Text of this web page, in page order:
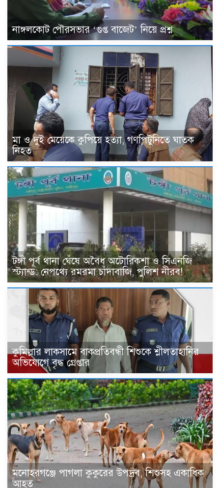
নাঙ্গলকোট পৌরসভার ‘গুপ্ত বাজেট’ নিয়ে প্রশ্ন
মা ও দুই মেয়েকে কুপিয়ে হত্যা, গণপিটুনিতে ঘাতক
নিহত
টঙ্গী পূর্ব থানা ঘেঁষে অবৈধ অটোরিকশা ও সিএনজি
স্ট্যান্ড: নেপথ্যে রমরমা চাঁদাবাজি, পুলিশ নীরব!
কুমিল্লার লাকসামে বাকপ্রতিবন্ধী শিশুকে শ্লীলতাহানির
অভিযোগে বৃদ্ধ গ্রেপ্তার
মনোহরগঞ্জে পাগলা কুকুরের উপদ্রব, শিশুসহ একাধিক
আহত